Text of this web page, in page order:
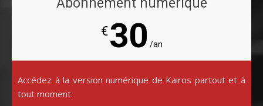
€30 /an
Accédez à la version numérique de Kairos partout et à
tout moment.